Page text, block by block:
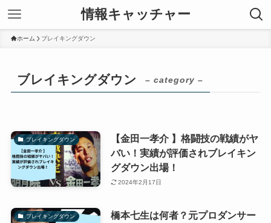
情報キャッチャー
ホーム ブレイキングダウン
ブレイキングダウン – category –
ブレイキングダウン
【金田一孝介 】格闘技の戦績がヤ
バい！実績が評価されブレイキン
グダウン出場！
2024年2月17日
ブレイキングダウン
橋本七生は何者？元プロダンサー